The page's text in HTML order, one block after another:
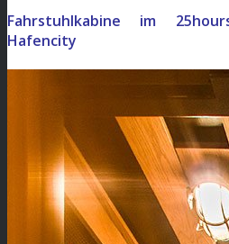
Fahrstuhlkabine im
Hafencity